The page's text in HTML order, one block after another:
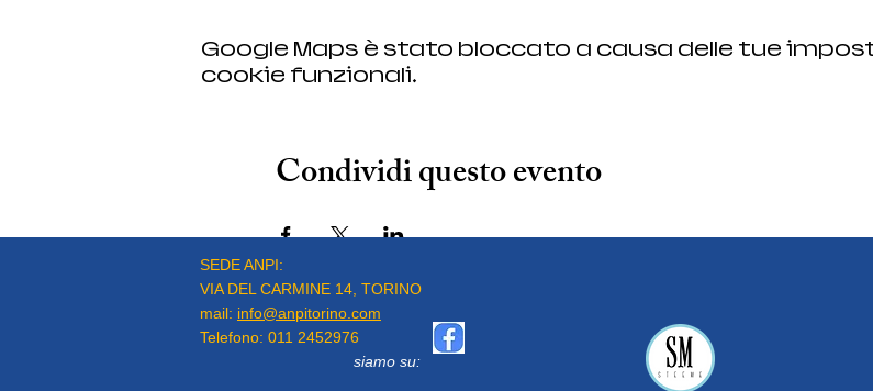
Google Maps è stato bloccato a causa delle tue
cookie funzionali.
Condividi questo evento
SEDE ANPI:
VIA DEL CARMINE 14, TORINO
mail: info@anpitorino.com
Telefono: 011 2452976
siamo su: